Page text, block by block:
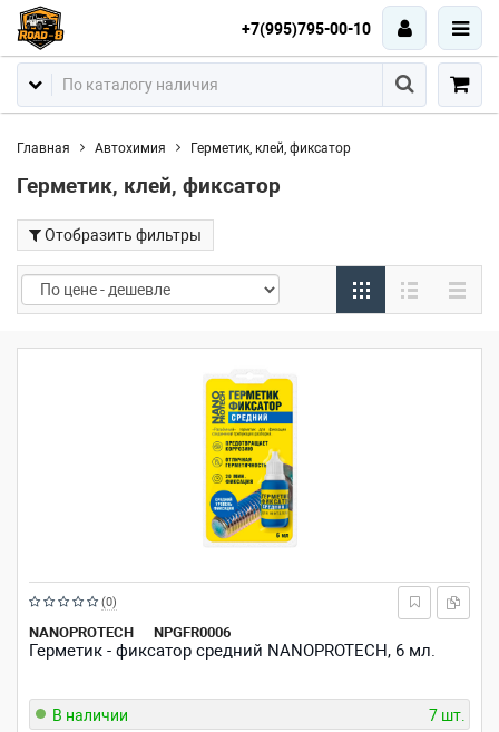
+7(995)795-00-10
Главная Автохимия Герметик, клей, фиксатор
Герметик, клей, фиксатор
Отобразить фильтры
NANOPROTECH NPGFR0006
Герметик - фиксатор средний NANOPROTECH, 6 мл.
Рейтинг:
из
(0)
В наличии 7 шт.